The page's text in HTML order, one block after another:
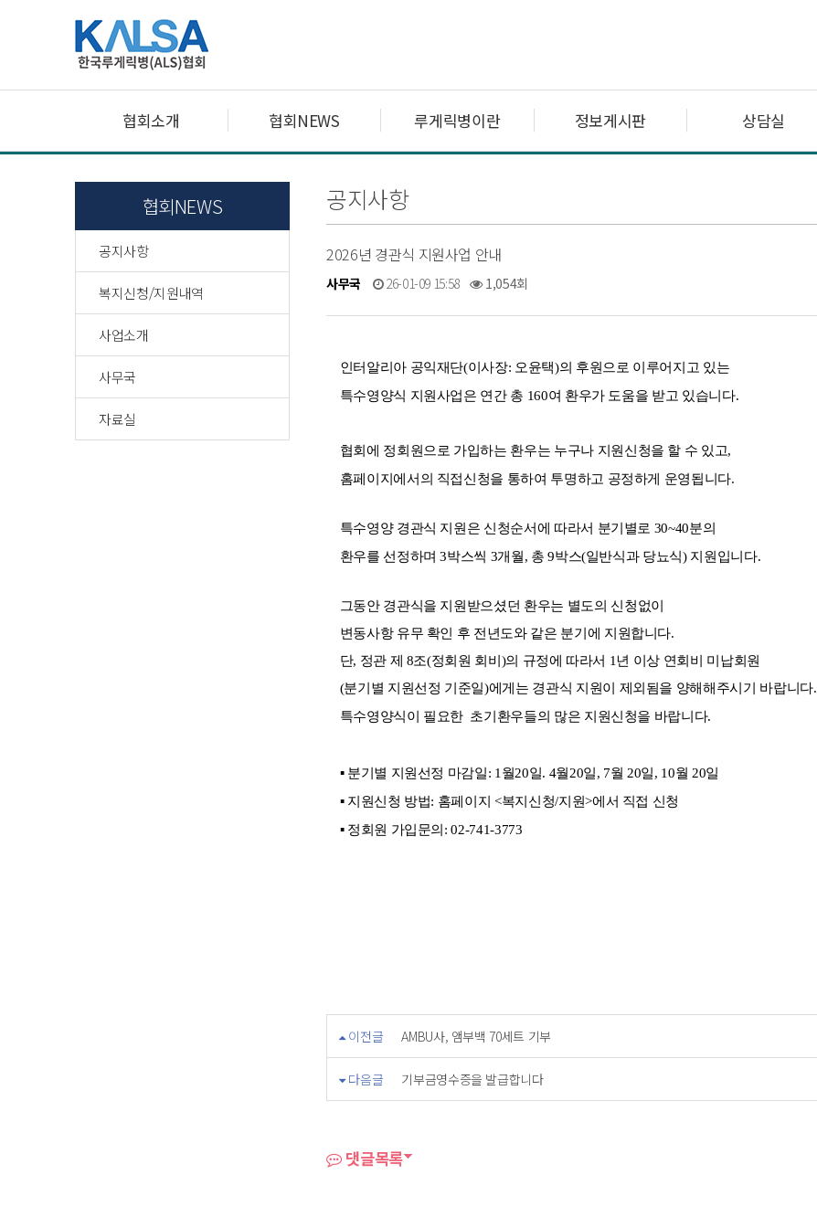
협회소개 협회NEWS 루게릭병이란 정보게시판 상담실
협회NEWS
공지사항
복지신청/지원내역
사업소개
사무국
자료실
공지사항
2026년 경관식 지원사업 안내
사무국 26-01-09 15:58 1,054회
인터알리아 공익재단(이사장: 오윤택)의 후원으로 이루어지고 있는
특수영양식 지원사업은 연간 총 160여 환우가 도움을 받고 있습니다.
협회에 정회원으로 가입하는 환우는 누구나 지원신청을 할 수 있고,
홈페이지에서의 직접신청을 통하여 투명하고 공정하게 운영됩니다.
특수영양 경관식 지원은 신청순서에 따라서 분기별로 30~40분의
환우를 선정하며 3박스씩 3개월, 총 9박스(일반식과 당뇨식) 지원입니다.
그동안 경관식을 지원받으셨던 환우는 별도의 신청없이
변동사항 유무 확인 후 전년도와 같은 분기 에 지원합니다.
단, 정관 제 8조(정회원 회비)의 규정에 따라서 1년 이상 연회비 미납회원
(분기별 지원선정 기준일)에게는 경관식 지원이 제외됨을 양해해주시기 바랍니다.
특수영양식이 필요한 초기환우들의 많은 지원신청을 바랍니다.
▪ 분기별 지원선정 마감일: 1월20일. 4월20일, 7월 20일, 10월 20일
▪ 지원신청 방법: 홈페이지 <복지신청/지원>에서 직접 신청
▪ 정회원 가입문의: 02-741-3773
이전글 AMBU사, 앰부백 70세트 기부
다음글 기부금영수증을 발급합니다
댓글목록